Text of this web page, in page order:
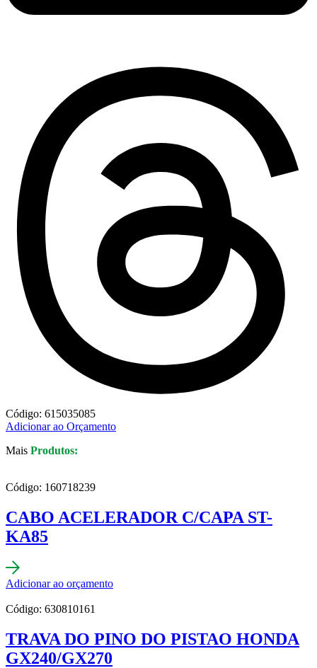
Código: 615035085
Adicionar ao Orçamento
Mais Produtos:
Código: 160718239
CABO ACELERADOR C/CAPA ST-
KA85
Adicionar ao orçamento
Código: 630810161
TRAVA DO PINO DO PISTAO HONDA
GX240/GX270